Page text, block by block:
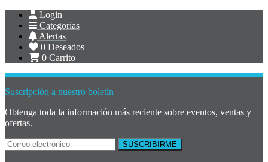
Login
Categorías
Alertas
0 Deseados
0 Carrito
Suscripción a nuestro boletín
Obtenga toda la información más reciente sobre eventos, ventas y
ofertas.